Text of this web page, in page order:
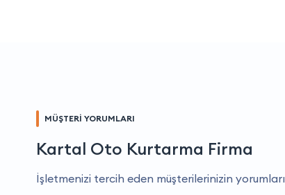
MÜŞTERİ YORUMLARI
Kartal Oto Kurtarma Firma
İşletmenizi tercih eden müşterilerinizin yorumları